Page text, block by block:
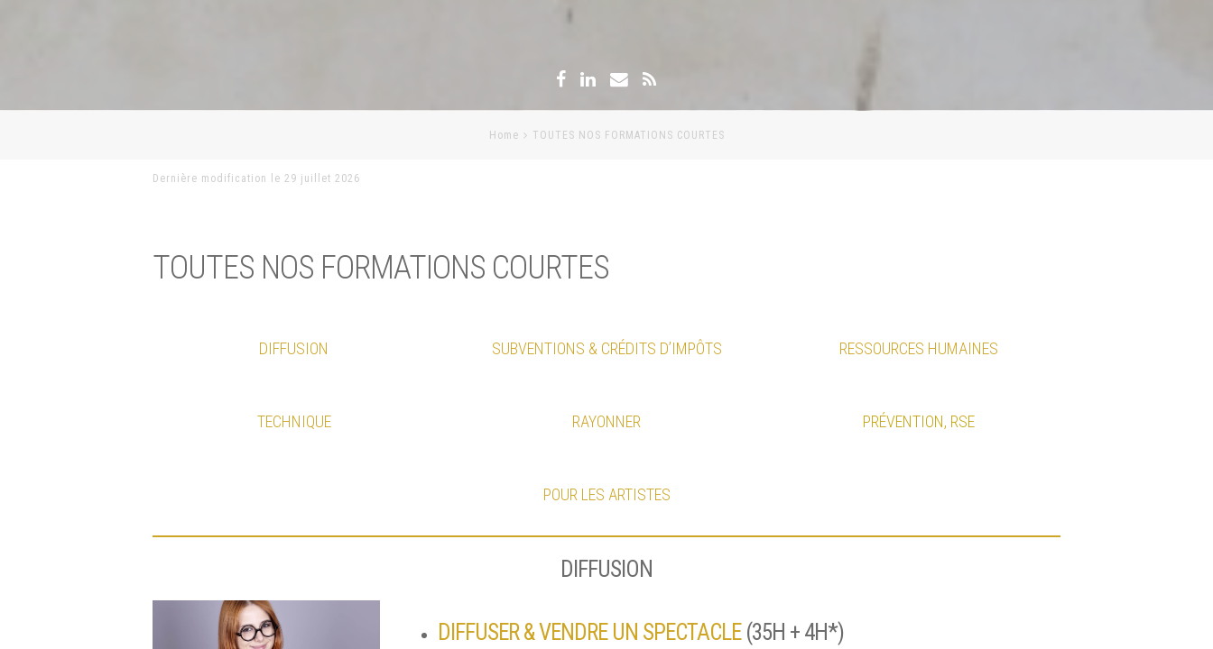
Home TOUTES NOS FORMATIONS COURTES
Dernière modification le 29 juillet 2026
TOUTES NOS FORMATIONS COURTES
DIFFUSION
TECHNIQUE
SUBVENTIONS & CRÉDITS D’IMPÔTS
RAYONNER
POUR LES ARTISTES
RESSOURCES HUMAINES
PRÉVENTION, RSE
DIFFUSION
DIFFUSER & VENDRE UN SPECTACLE(35H + 4H*)